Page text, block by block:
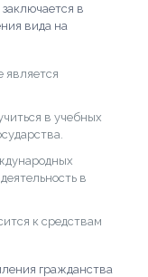
в
вида на
является
в учебных
в
к средствам
гражданства